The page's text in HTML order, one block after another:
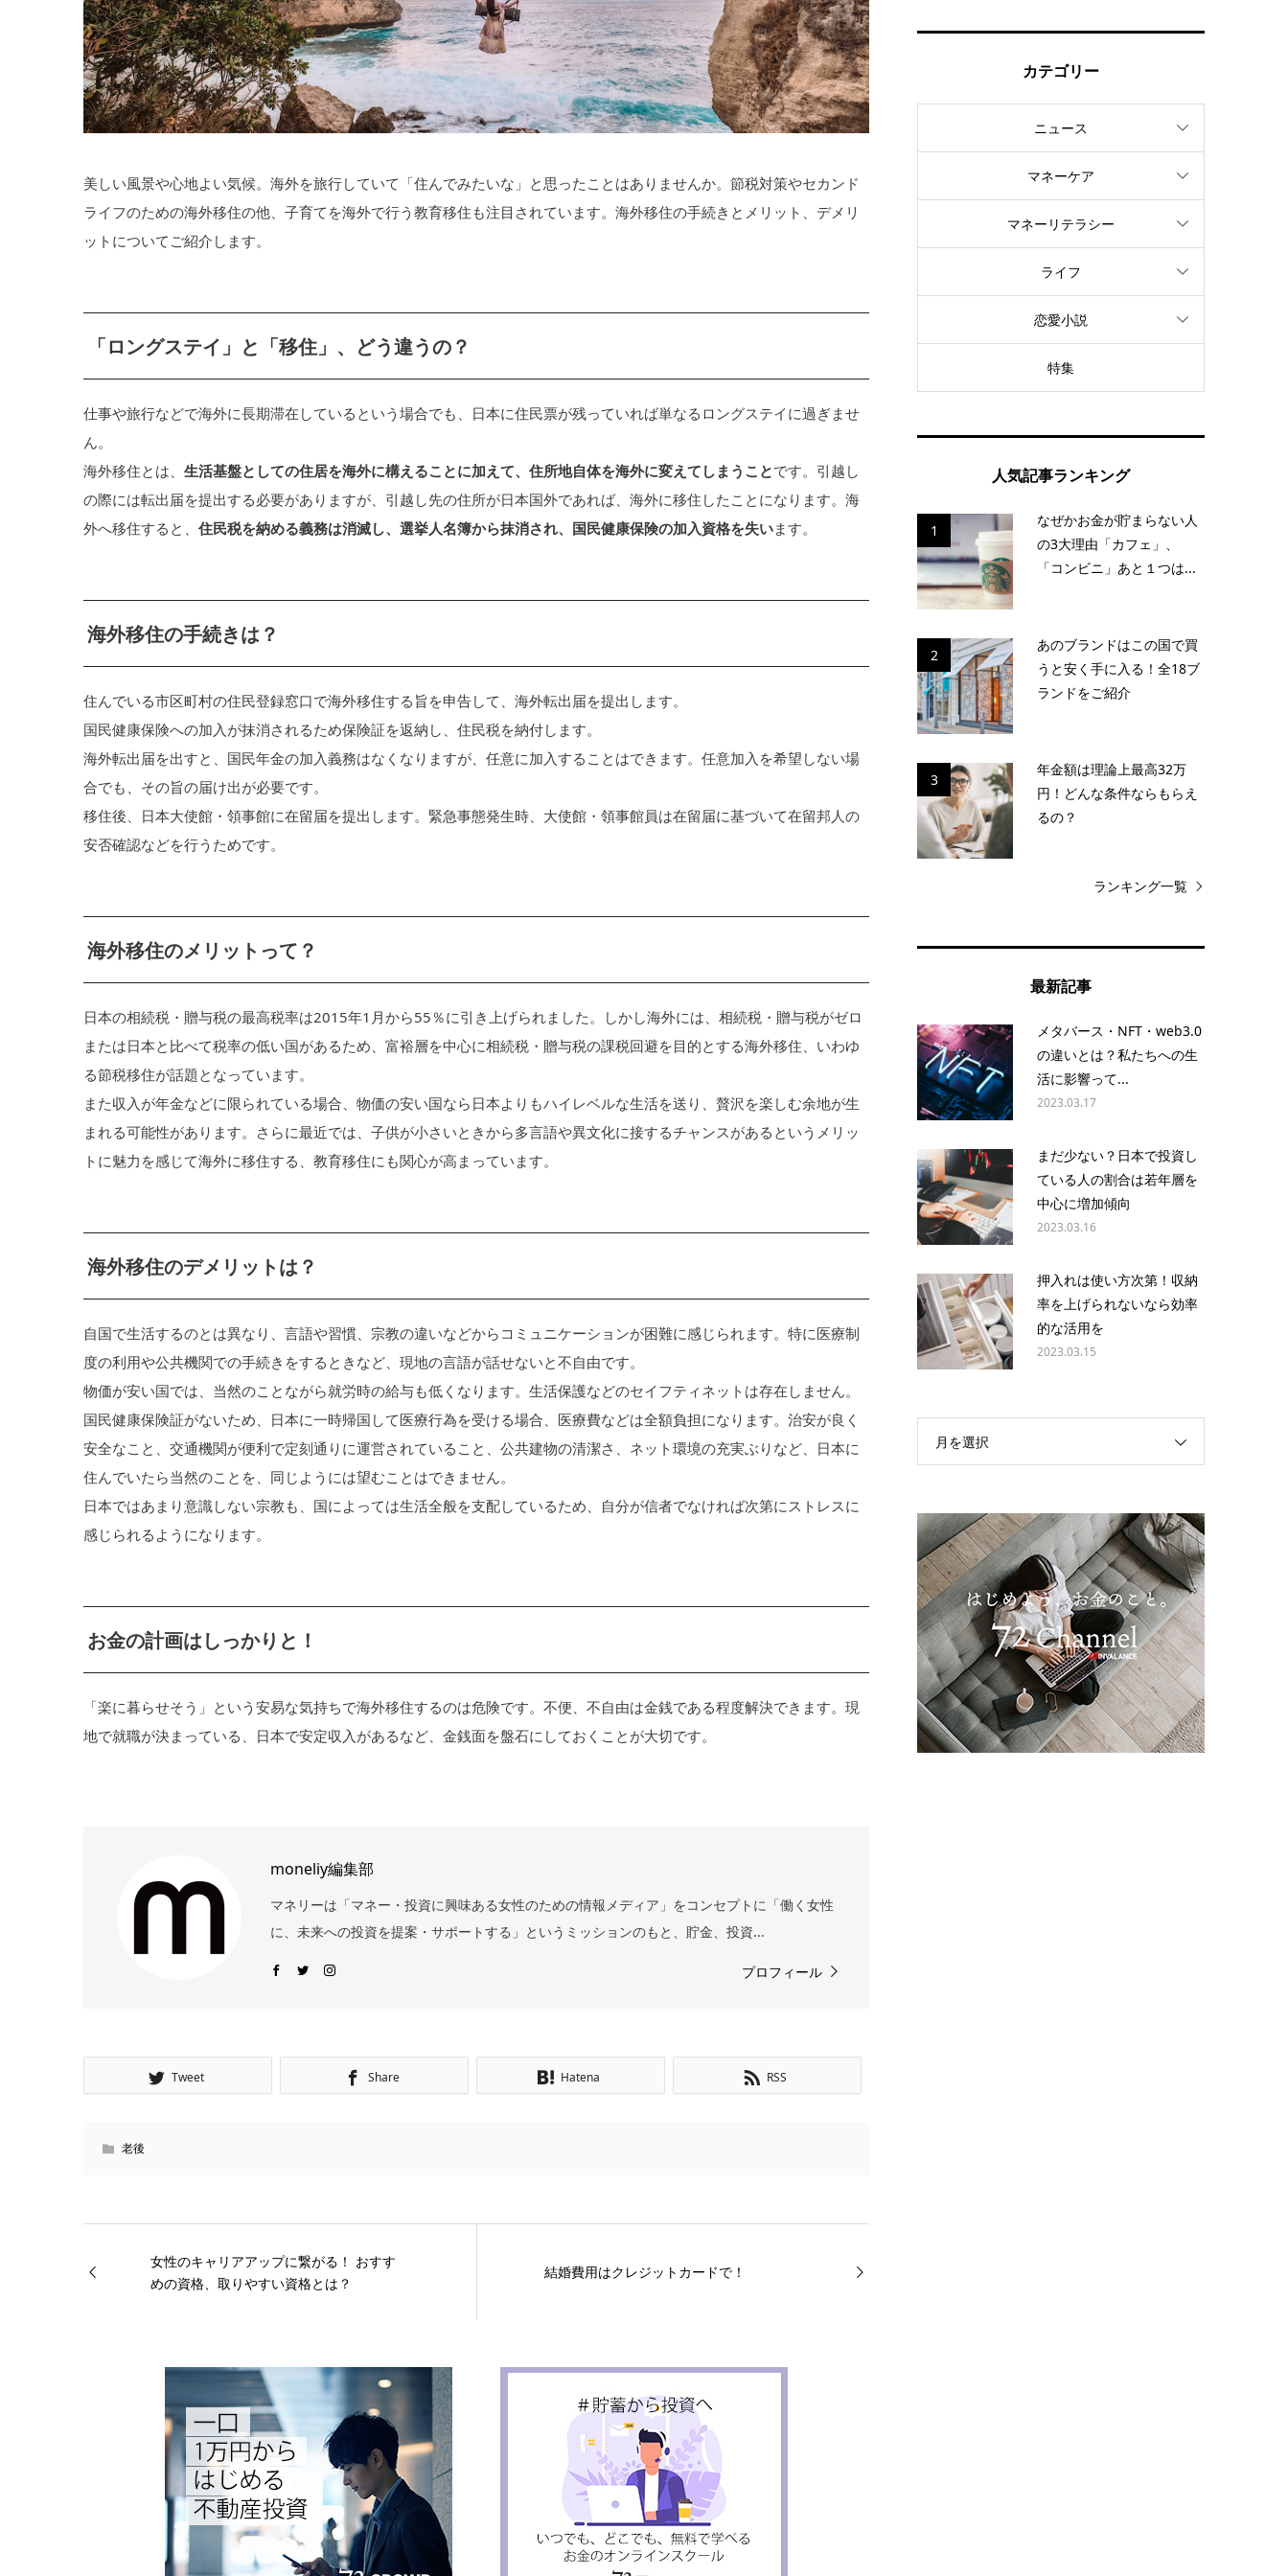
美しい風景や心地よい気候。海外を旅行していて「住んでみたいな」と思ったことはありませんか。節税対策やセカンド
ライフのための海外移住の他、子育てを海外で行う教育移住も注目されています。海外移住の手続きとメリット、デメリ
ットについてご紹介します。
「ロングステイ」と「移住」、どう違うの？
仕事や旅行などで海外に長期滞在しているという場合でも、日本に住民票が残っていれば単なるロングステイに過ぎませ
ん。
海外移住とは、 生活基盤としての住居を海外に構えることに加えて、住所地自体を海外に変えてしまうことです。引越し
の際には転出届を提出する必要がありますが、引越し先の住所が日本国外であれば、海外に移住したことになります。海
外へ移住すると、 住民税を納める義務は消滅し、選挙人名簿から抹消され、国民健康保険の加入資格を失います。
海外移住の手続きは？
住んでいる市区町村の住民登録窓口で海外移住する旨を申告して、海外転出届を提出します。
国民健康保険への加入が抹消されるため保険証を返納し、住民税を納付します。
海外転出届を出すと、国民年金の加入義務はなくなりますが、任意に加入することはできます。任意加入を希望しない場
合でも、その旨の届け出が必要です。
移住後、日本大使館・領事館に在留届を提出します。緊急事態発生時、大使館・領事館員は在留届に基づいて在留邦人の
安否確認などを行うためです。
海外移住のメリットって？
日本の相続税・贈与税の最高税率は2015年1月から55％に引き上げられました。しかし海外には、相続税・贈与税がゼロ
または日本と比べて税率の低い国があるため、富裕層を中心に相続税・贈与税の課税回避を目的とする海外移住、いわゆ
る節税移住が話題となっています。
また収入が年金などに限られている場合、物価の安い国なら日本よりもハイレベルな生活を送り、贅沢を楽しむ余地が生
まれる可能性があります。さらに最近では、子供が小さいときから多言語や異文化に接するチャンスがあるというメリッ
トに魅力を感じて海外に移住する、教育移住にも関心が高まっています。
海外移住のデメリットは？
自国で生活するのとは異なり、言語や習慣、宗教の違いなどからコミュニケーションが困難に感じられます。特に医療制
度の利用や公共機関での手続きをするときなど、現地の言語が話せないと不自由です。
物価が安い国では、当然のことながら就労時の給与も低くなります。生活保護などのセイフティネットは存在しません。
国民健康保険証がないため、日本に一時帰国して医療行為を受ける場合、医療費などは全額負担になります。治安が良く
安全なこと、交通機関が便利で定刻通りに運営されていること、公共建物の清潔さ、ネット環境の充実ぶりなど、日本に
住んでいたら当然のことを、同じようには望むことはできません。
日本ではあまり意識しない宗教も、国によっては生活全般を支配しているため、自分が信者でなければ次第にストレスに
感じられるようになります。
お金の計画はしっかりと！
「楽に暮らせそう」という安易な気持ちで海外移住するのは危険です。不便、不自由は金銭である程度解決できます。現
地で就職が決まっている、日本で安定収入があるなど、金銭面を盤石にしておくことが大切です。
moneliy編集部
マネリーは「マネー・投資に興味ある女性のための情報メディア」をコンセプトに「働く女性
に、未来への投資を提案・サポートする」というミッションのもと、貯金、投資...
プロフィール
Tweet Share Hatena RSS
老後
女性のキャリアアップに繋がる！ おすす
めの資格、取りやすい資格とは？
結婚費用はクレジットカードで！
カテゴリー
ニュース
マネーケア
マネーリテラシー
ライフ
恋愛小説
特集
人気記事ランキング
1
なぜかお金が貯まらない人
の3大理由「カフェ」、
「コンビニ」あと１つは...
2
あのブランドはこの国で買
うと安く手に入る！全18ブ
ランドをご紹介
3
年金額は理論上最高32万
円！どんな条件ならもらえ
るの？
ランキング一覧
最新記事
メタバース・NFT・web3.0
の違いとは？私たちへの生
活に影響って...
2023.03.17
まだ少ない？日本で投資し
ている人の割合は若年層を
中心に増加傾向
2023.03.16
押入れは使い方次第！収納
率を上げられないなら効率
的な活用を
2023.03.15
月を選択